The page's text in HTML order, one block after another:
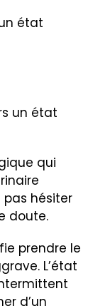
état
un état
qui
hésiter
doute.
prendre le
L’état
d’un